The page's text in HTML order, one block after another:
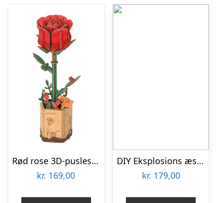
Rød rose 3D-puslespil fra Rowoodâ¢ (TW042)
kr. 169,00
DIY Eksplosions æske til billeder
kr. 179,00